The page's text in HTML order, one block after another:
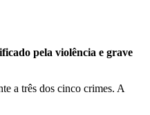
pela violência e grave
a três dos cinco crimes. A